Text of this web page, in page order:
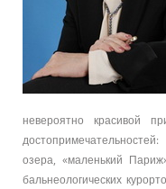
невероятно красивой
озера, «маленький
бальнеологических